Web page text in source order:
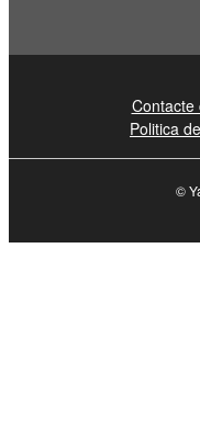
Contacte
Politica
©